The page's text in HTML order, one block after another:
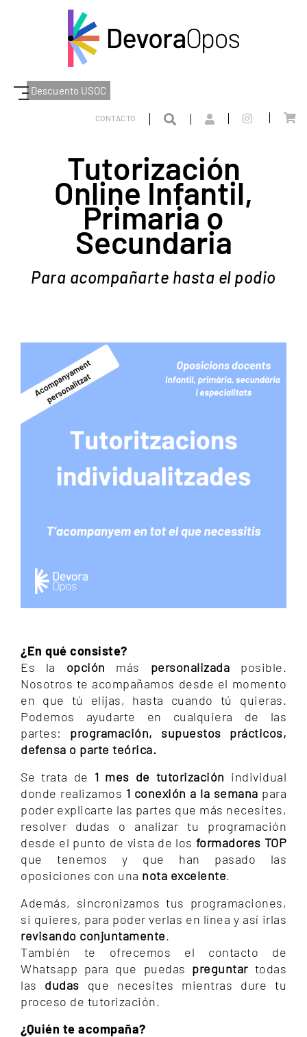
Descuento USOC
CONTACTO
CATALUÑA
TUTORIZACIÓN ONLINE
EDUCACIÓN INFANTIL, PRIMARIA Y SECUNDARIA
Tutorización
Online Infantil,
Primaria o
Secundaria
Para acompañarte hasta el podio
¿En qué consiste?
Es la opción más personalizada posible.
Nosotros te acompañamos desde el momento
en que tú elijas, hasta cuando tú quieras.
Podemos ayudarte en cualquiera de las
partes: programación, supuestos prácticos,
defensa o parte teórica.
Se trata de 1 mes de tutorización individual
donde realizamos 1 conexión a la semana para
poder explicarte las partes que más necesites,
resolver dudas o analizar tu programación
desde el punto de vista de los formadores TOP
que tenemos y que han pasado las
oposiciones con una nota excelente.
Además, sincronizamos tus programaciones,
si quieres, para poder verlas en línea y así irlas
revisando conjuntamente.
También te ofrecemos el contacto de
Whatsapp para que puedas preguntar todas
las dudas que necesites mientras dure tu
proceso de tutorización.
¿Quién te acompaña?